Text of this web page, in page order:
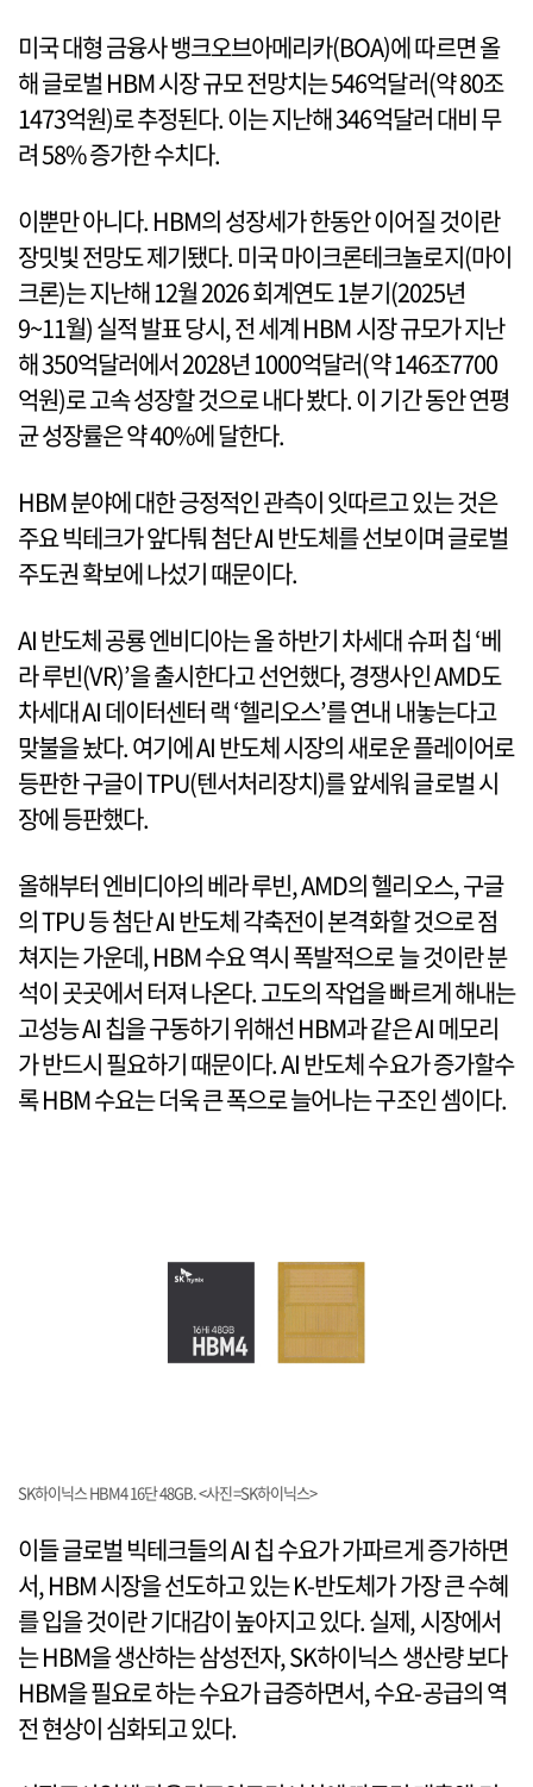
미국 대형 금융사 뱅크오브아메리카(BOA)에 따르면 올
해 글로벌 HBM 시장 규모 전망치는 546억달러(약 80조
1473억원)로 추정된다. 이는 지난해 346억달러 대비 무
려 58% 증가한 수치다.
이뿐만 아니다. HBM의 성장세가 한동안 이어질 것이란
장밋빛 전망도 제기됐다. 미국 마이크론테크놀로지(마이
크론)는 지난해 12월 2026 회계연도 1분기(2025년
9~11월) 실적 발표 당시, 전 세계 HBM 시장 규모가 지난
해 350억달러에서 2028년 1000억달러(약 146조7700
억원)로 고속 성장할 것으로 내다 봤다. 이 기간 동안 연평
균 성장률은 약 40%에 달한다.
HBM 분야에 대한 긍정적인 관측이 잇따르고 있는 것은
주요 빅테크가 앞다퉈 첨단 AI 반도체를 선보이며 글로벌
주도권 확보에 나섰기 때문이다.
AI 반도체 공룡 엔비디아는 올 하반기 차세대 슈퍼 칩 ‘베
라 루빈(VR)’을 출시한다고 선언했다, 경쟁사인 AMD도
차세대 AI 데이터센터 랙 ‘헬리오스’를 연내 내놓는다고
맞불을 놨다. 여기에 AI 반도체 시장의 새로운 플레이어로
등판한 구글이 TPU(텐서처리장치)를 앞세워 글로벌 시
장에 등판했다.
올해부터 엔비디아의 베라 루빈, AMD의 헬리오스, 구글
의 TPU 등 첨단 AI 반도체 각축전이 본격화할 것으로 점
쳐지는 가운데, HBM 수요 역시 폭발적으로 늘 것이란 분
석이 곳곳에서 터져 나온다. 고도의 작업을 빠르게 해내는
고성능 AI 칩을 구동하기 위해선 HBM과 같은 AI 메모리
가 반드시 필요하기 때문이다. AI 반도체 수요가 증가할수
록 HBM 수요는 더욱 큰 폭으로 늘어나는 구조인 셈이다.
SK하이닉스 HBM4 16단 48GB. <사진=SK하이닉스>
이들 글로벌 빅테크들의 AI 칩 수요가 가파르게 증가하면
서, HBM 시장을 선도하고 있는 K-반도체가 가장 큰 수혜
를 입을 것이란 기대감이 높아지고 있다. 실제, 시장에서
는 HBM을 생산하는 삼성전자, SK하이닉스 생산량 보다
HBM을 필요로 하는 수요가 급증하면서, 수요-공급의 역
전 현상이 심화되고 있다.